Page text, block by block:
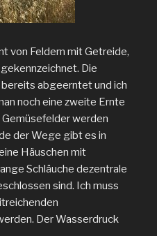
von Feldern mit Getreide,
Die
abgeerntet und ich
noch eine zweite Ernte
Gemüsefelder werden
der Wege gibt es in
Häuschen mit
Schläuche dezentrale
sind. Ich muss
Der Wasserdruck